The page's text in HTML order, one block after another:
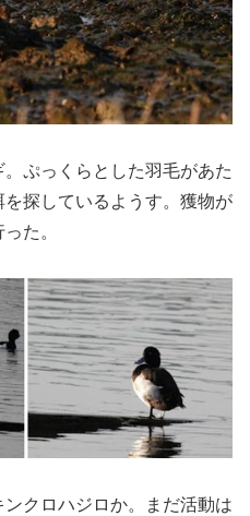
ぷっくらとした羽毛があた
探しているようす。獲物が
た。
クロハジロか。まだ活動は